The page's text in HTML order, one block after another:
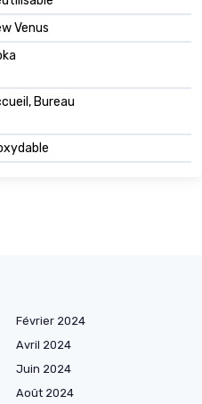
Venus
Bureau
Février 2024
Avril 2024
Juin 2024
Août 2024